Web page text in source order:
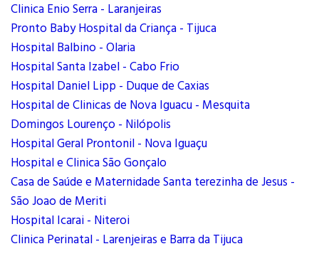
Clinica Enio Serra - Laranjeiras
Pronto Baby Hospital da Criança - Tijuca
Hospital Balbino - Olaria
Hospital Santa Izabel - Cabo Frio
Hospital Daniel Lipp - Duque de Caxias
Hospital de Clinicas de Nova Iguacu - Mesquita
Domingos Lourenço - Nilópolis
Hospital Geral Prontonil - Nova Iguaçu
Hospital e Clinica São Gonçalo
Casa de Saúde e Maternidade Santa terezinha de Jesus -
São Joao de Meriti
Hospital Icarai - Niteroi
Clinica Perinatal - Larenjeiras e Barra da Tijuca